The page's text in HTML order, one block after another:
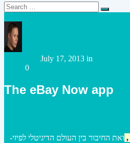
Search
for:
Search
July 17, 2013 in
0
The eBay Now app
, ואת החיבור בין העולם הדיגיטלי לפיזי-